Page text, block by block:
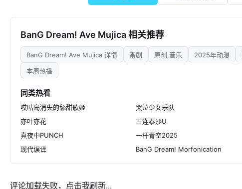
BanG Dream! Ave Mujica 相关推荐
BanG Dream! Ave Mujica 详情 番剧 原创,音乐 2025年动漫
本周热播
同类热看
哎咕岛消失的舔甜歌姬
哭泣少女乐队
亦叶亦花
古连泰沙U
真夜中PUNCH
一杆青空2025
现代误译
BanG Dream! Morfonication
评论加载失败，点击我刷新...